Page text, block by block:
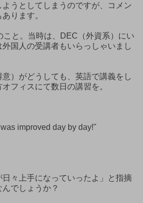
ようとしてしまうのですが、コメン
ります。
こと。当時は、DEC（外資系）にい
国人の受講者もいらっしゃいまし
）がどうしても、英語で講義をし
フィスにて数日の講習を。
improved day by day!"
々上手になっていったよ」と指摘
でしょうか？